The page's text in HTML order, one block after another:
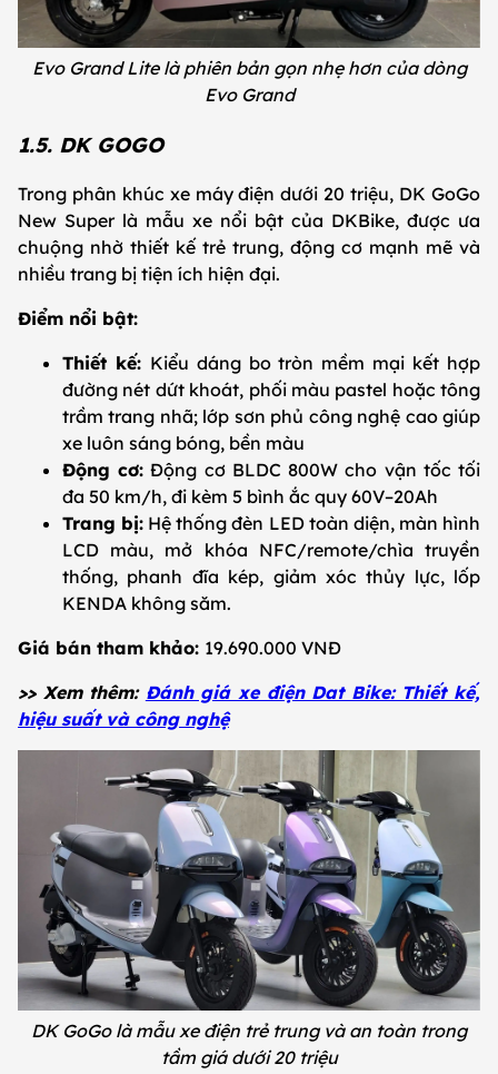
Evo Grand Lite là phiên bản gọn nhẹ hơn của dòng
Evo Grand
1.5. DK GOGO
Trong phân khúc xe máy điện dưới 20 triệu, DK GoGo
New Super là mẫu xe nổi bật của DKBike, được ưa
chuộng nhờ thiết kế trẻ trung, động cơ mạnh mẽ và
nhiều trang bị tiện ích hiện đại.
Điểm nổi bật:
Thiết kế: Kiểu dáng bo tròn mềm mại kết hợp
đường nét dứt khoát, phối màu pastel hoặc tông
trầm trang nhã; lớp sơn phủ công nghệ cao giúp
xe luôn sáng bóng, bền màu
Động cơ: Động cơ BLDC 800W cho vận tốc tối
đa 50 km/h, đi kèm 5 bình ắc quy 60V–20Ah
Trang bị: Hệ thống đèn LED toàn diện, màn hình
LCD màu, mở khóa NFC/remote/chìa truyền
thống, phanh đĩa kép, giảm xóc thủy lực, lốp
KENDA không săm.
Giá bán tham khảo: 19.690.000 VNĐ
>> Xem thêm: Đánh giá xe điện Dat Bike: Thiết kế,
hiệu suất và công nghệ
DK GoGo là mẫu xe điện trẻ trung và an toàn trong
tầm giá dưới 20 triệu